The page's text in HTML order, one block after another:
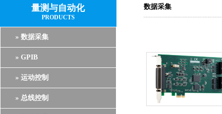
量测与自动化
PRODUCTS
» 数据采集
» GPIB
» 运动控制
» 总线控制
数据采集